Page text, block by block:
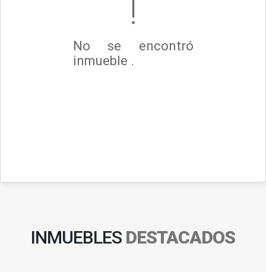
No se encontró
inmueble .
INMUEBLES DESTACADOS